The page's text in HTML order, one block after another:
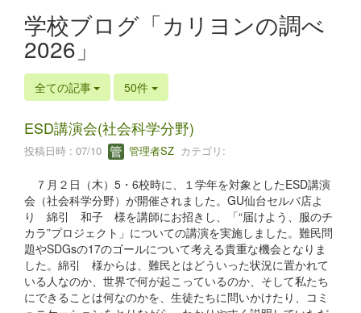
学校ブログ「カリヨンの調べ
2026」
全ての記事 50件
ESD講演会(社会科学分野)
投稿日時 : 07/10 管理者SZ カテゴリ:
７月２日（木）5・6校時に、１学年を対象としたESD講演
会（社会科学分野）が開催されました。GU仙台セルバ店よ
り 綿引 和子 様を講師にお招きし、「“届けよう、服のチ
カラ”プロジェクト」についての講演を実施しました。難民問
題やSDGsの17のゴールについて考える貴重な機会となりま
した。綿引 様からは、難民とはどういった状況に置かれて
いる人なのか、世界で何が起こっているのか、そして私たち
にできることは何なのかを、生徒たちに問いかけたり、コミ